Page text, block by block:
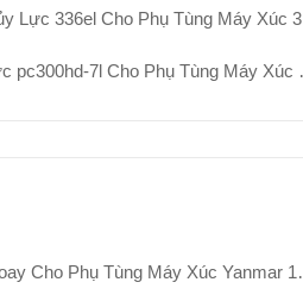
Tùng Máy Xúc 357-9766 315-4451 3579766 3154451 Chất Lượng Cao Hậu Mãi
Phụ Tùng Máy Xúc Komatsu 707-01-0A430 Chất Lượng Cao Hậu Mãi
Máy Xúc Yanmar 172A89-57600 Vòng Xoay Vòng Bi Xoay Hậu Mãi